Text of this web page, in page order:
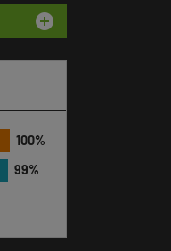
add_circle